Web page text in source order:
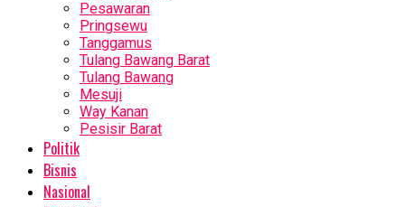
Pesawaran
Pringsewu
Tanggamus
Tulang Bawang Barat
Tulang Bawang
Mesuji
Way Kanan
Pesisir Barat
Politik
Bisnis
Nasional